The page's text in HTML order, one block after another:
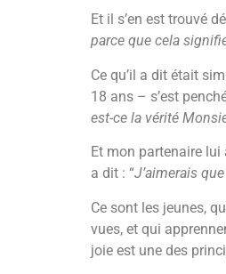
Et il s’en est trouvé
parce que cela
Ce qu’il a dit était
18 ans – s’est
est-ce la vérité
Et mon partenaire lui
a dit : “J’aimerais
Ce sont les jeunes,
vues, et qui
joie est une des